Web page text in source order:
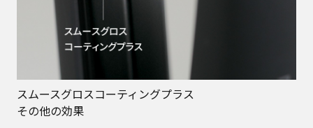
スムースグロスコーティングプラス
その他の効果